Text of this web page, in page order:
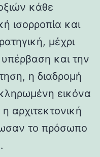
κάθε
ισορροπία και
μέχρι
και την
η διαδρομή
εικόνα
αρχιτεκτονική
το πρόσωπο